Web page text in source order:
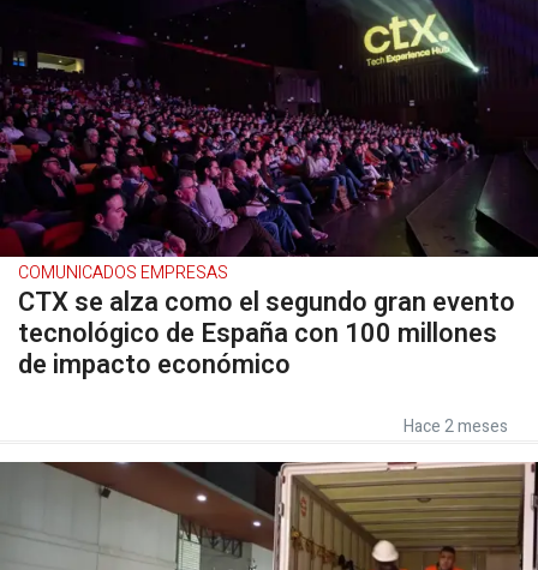
COMUNICADOS EMPRESAS
CTX se alza como el segundo gran evento
tecnológico de España con 100 millones
de impacto económico
Hace 2 meses